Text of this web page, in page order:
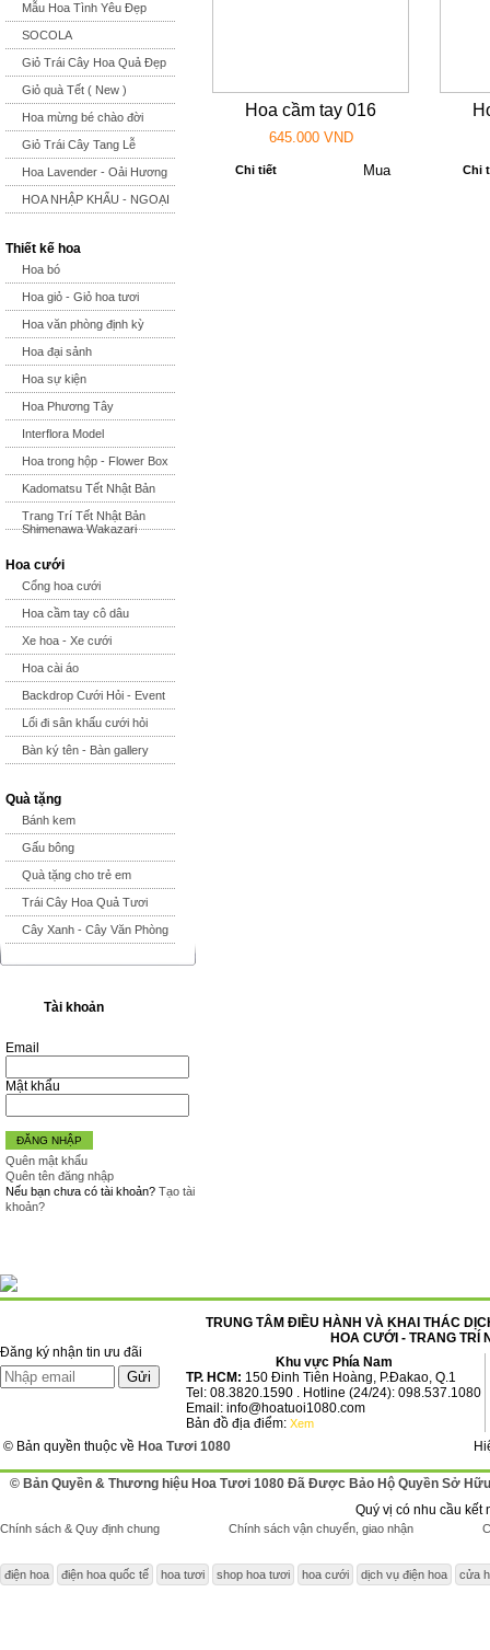
Mẫu Hoa Tình Yêu Đẹp
SOCOLA
Giỏ Trái Cây Hoa Quả Đẹp
Giỏ quà Tết ( New )
Hoa mừng bé chào đời
Giỏ Trái Cây Tang Lễ
Hoa Lavender - Oải Hương
HOA NHẬP KHẨU - NGOẠI
Thiết kế hoa
Hoa bó
Hoa giỏ - Giỏ hoa tươi
Hoa văn phòng định kỳ
Hoa đại sảnh
Hoa sự kiện
Hoa Phương Tây
Interflora Model
Hoa trong hộp - Flower Box
Kadomatsu Tết Nhật Bản
Trang Trí Tết Nhật Bản
Shimenawa Wakazari
Hoa cưới
Cổng hoa cưới
Hoa cầm tay cô dâu
Xe hoa - Xe cưới
Hoa cài áo
Backdrop Cưới Hỏi - Event
Lối đi sân khấu cưới hỏi
Bàn ký tên - Bàn gallery
Quà tặng
Bánh kem
Gấu bông
Quà tặng cho trẻ em
Trái Cây Hoa Quả Tươi
Cây Xanh - Cây Văn Phòng
Tài khoản
Email
Mật khẩu
ĐĂNG NHẬP
Quên mật khẩu
Quên tên đăng nhập
Nếu bạn chưa có tài khoản? Tạo tài
khoản?
Hoa cầm tay 016
645.000 VND
Chi tiết Chi
Đăng ký nhận tin ưu đãi
TRUNG TÂM ĐIỀU HÀNH VÀ KHAI THÁC
HOA CƯỚI - TRANG TRÍ
Khu vực Phía Nam
TP. HCM: 150 Đinh Tiên Hoàng, P.Đakao, Q.1
Tel: 08.3820.1590 . Hotline (24/24): 098.537.1080
Email: info@hoatuoi1080.com
Bản đồ địa điểm: Xem
© Bản quyền thuộc về Hoa Tươi 1080
© Bản Quyền & Thương hiệu Hoa Tươi 1080 Đã Được Bảo Hộ Quyền Sở Hữu
Quý vị có nhu cầu kết
Chính sách & Quy định chung Chính sách vận chuyển, giao nhận
điện hoa điện hoa quốc tế hoa tươi shop hoa tươi hoa cưới dịch vụ điện hoa cửa